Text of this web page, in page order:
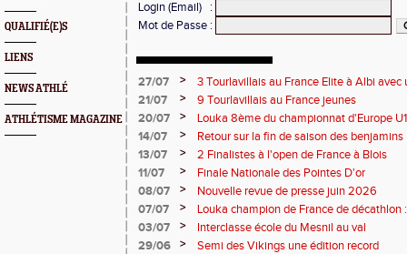
QUALIFIÉ(E)S
LIENS
NEWS ATHLÉ
ATHLÉTISME MAGAZINE
Login (Email)
:
Mot de Passe :
27/07 >
3 Tourlavillais au France Elite à Albi
Juliette
21/07 >
9 Tourlavillais au France jeunes
20/07
>
Louka 8ème du championnat d'Europe
14/07
>
Retour sur la fin de saison des benjamins
13/07
>
2 Finalistes à l'open de France à Blois
11/07
>
Finale Nationale des Pointes D'or
08/07
>
Nouvelle revue de presse juin 2026
07/07
>
Louka champion de France de décathlon
points !
03/07 >
Interclasse école du Mesnil au val
29/06
>
Semi des Vikings une édition record